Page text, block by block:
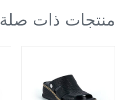
منتجات ذات صلة